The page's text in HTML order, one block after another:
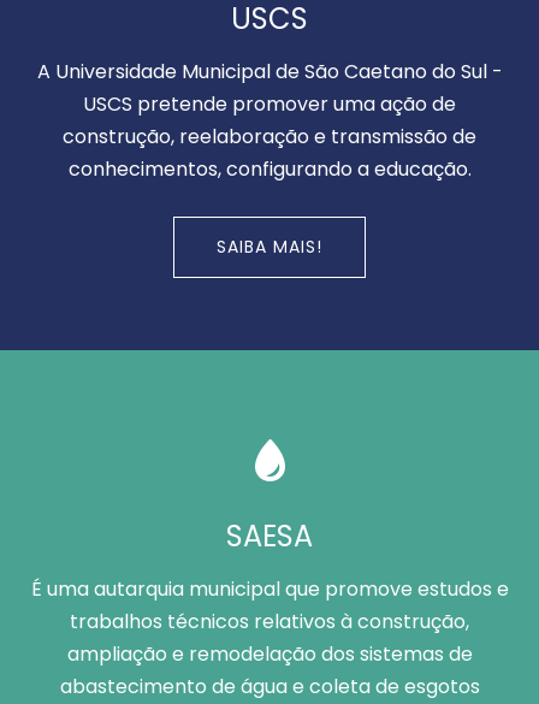
USCS
A Universidade Municipal de São Caetano do Sul -
USCS pretende promover uma ação de
construção, reelaboração e transmissão de
conhecimentos, configurando a educação.
SAIBA MAIS!
SAESA
É uma autarquia municipal que promove estudos e
trabalhos técnicos relativos à construção,
ampliação e remodelação dos sistemas de
abastecimento de água e coleta de esgotos